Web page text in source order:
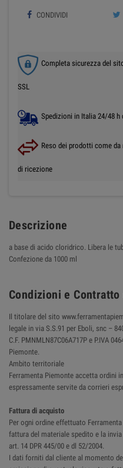
CONDIVIDI
Completa sicurezza del
SSL
Spedizioni in Italia 24/48
Reso dei prodotti come
di ricezione
Descrizione
a base di acido cloridrico. Libera le
Confezione da 1000 ml
Condizioni e
Il titolare del sito
legale in via S.S.91 per Eboli, snc –
C.F. PMNMLN87C06A717P e P.IVA
Piemonte.
Ambito territoriale
Ferramenta Piemonte accetta ordini
espressamente servite da corrieri
Fattura di acquisto
Per ogni ordine effettuato
fattura del materiale spedito e la
art. 14 DPR 445/00 e dl 52/2004.
I dati forniti dal cliente al momento